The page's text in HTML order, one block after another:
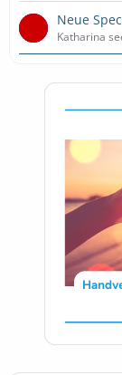
Neue
Katharina